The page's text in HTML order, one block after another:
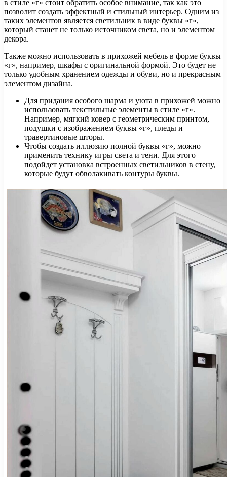
в стиле «г» стоит обратить особое внимание, так как это
позволит создать эффектный и стильный интерьер. Одним из
таких элементов является светильник в виде буквы «г»,
который станет не только источником света, но и элементом
декора.
Также можно использовать в прихожей мебель в форме буквы
«г», например, шкафы с оригинальной формой. Это будет не
только удобным хранением одежды и обуви, но и прекрасным
элементом дизайна.
Для придания особого шарма и уюта в прихожей можно
использовать текстильные элементы в стиле «г».
Например, мягкий ковер с геометрическим принтом,
подушки с изображением буквы «г», пледы и
травертиновые шторы.
Чтобы создать иллюзию полной буквы «г», можно
применить технику игры света и тени. Для этого
подойдет установка встроенных светильников в стену,
которые будут обволакивать контуры буквы.